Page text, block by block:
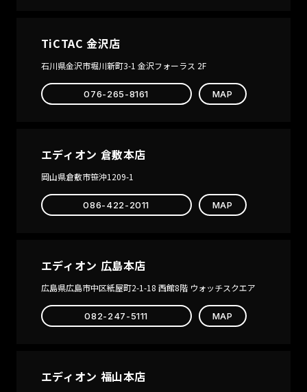
TiCTAC 金沢店
石川県金沢市堀川新町3-1 金沢フォーラス 2F
076-265-8161 MAP
エディオン 倉敷本店
岡山県倉敷市笹沖1209-1
086-422-2011 MAP
エディオン 広島本店
広島県広島市中区紙屋町2-1-18 西館8階 ウォッチスクエア
082-247-5111 MAP
エディオン 福山本店